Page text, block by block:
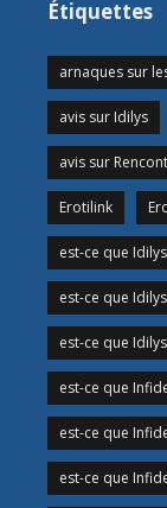
Étiquettes
arnaques sur
avis sur Idilys
avis sur
Erotilink
est-ce que
est-ce que
est-ce que
est-ce que
est-ce que
est-ce que